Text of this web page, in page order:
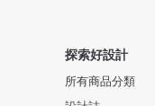
探索好設計
所有商品分類